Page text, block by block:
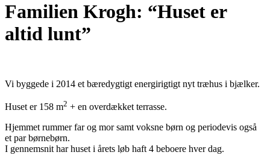
Familien Krogh: “Huset er
altid lunt”
Vi byggede i 2014 et bæredygtigt energirigtigt nyt træhus i bjælker.
Huset er 158 m2 + en overdækket terrasse.
Hjemmet rummer far og mor samt voksne børn og periodevis også
et par børnebørn.
I gennemsnit har huset i årets løb haft 4 beboere hver dag.